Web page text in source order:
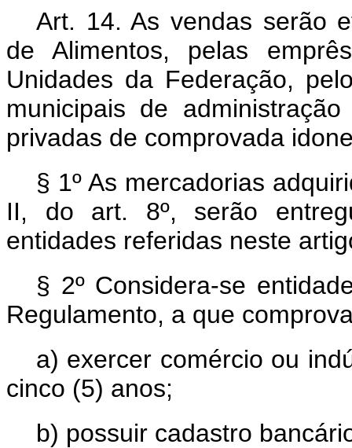
Art. 14. As vendas serão
de Alimentos, pelas
Unidades da Federação,
municipais de
privadas de comprovada
§ 1º As mercadorias
II, do art. 8º, serão
entidades referidas neste
§ 2º Considera-se
Regulamento, a que
a) exercer comércio ou
cinco (5) anos;
b) possuir cadastro